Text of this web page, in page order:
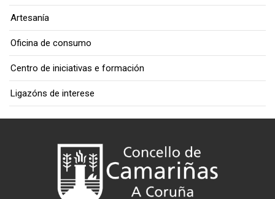
Artesanía
Oficina de consumo
Centro de iniciativas e formación
Ligazóns de interese